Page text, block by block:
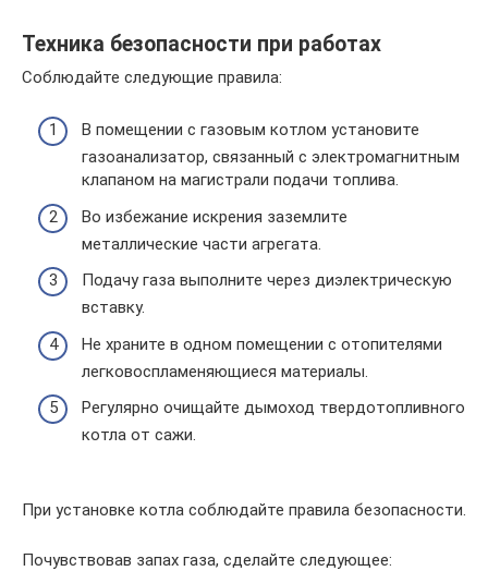
Техника безопасности при работах
Соблюдайте следующие правила:
В помещении с газовым котлом установите
газоанализатор, связанный с электромагнитным
клапаном на магистрали подачи топлива.
Во избежание искрения заземлите
металлические части агрегата.
Подачу газа выполните через диэлектрическую
вставку.
Не храните в одном помещении с отопителями
легковоспламеняющиеся материалы.
Регулярно очищайте дымоход твердотопливного
котла от сажи.
При установке котла соблюдайте правила безопасности.
Почувствовав запах газа, сделайте следующее: